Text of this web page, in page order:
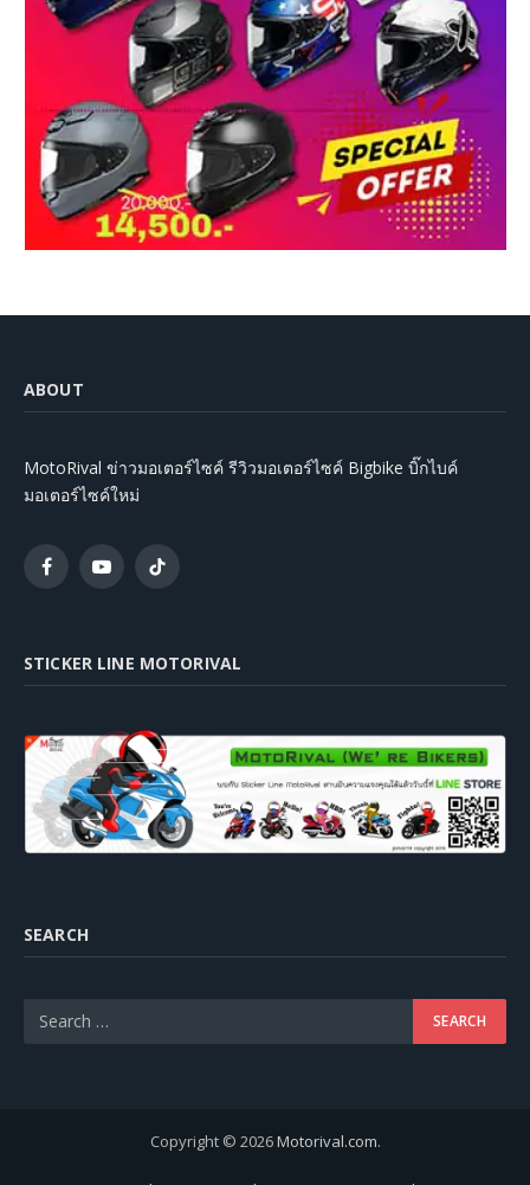
ABOUT
MotoRival ข่าวมอเตอร์ไซค์ รีวิวมอเตอร์ไซค์ Bigbike บิ๊กไบค์
มอเตอร์ไซค์ใหม่
FacebookYouTubeTikTok
STICKER LINE MOTORIVAL
SEARCH
Copyright © 2026Motorival.com.